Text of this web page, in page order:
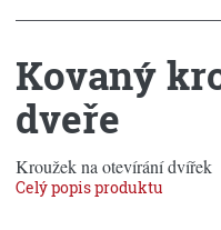
Kovaný
dveře
Kroužek na otevírání dvířek
Celý popis produktu